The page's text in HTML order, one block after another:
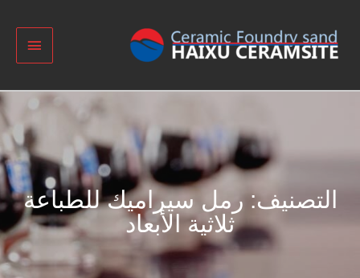
التصنيف: رمل سيراميك للطباعة
ثلاثية الأبعاد